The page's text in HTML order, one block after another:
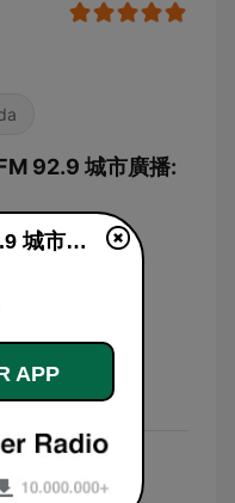
92.9 城市廣播:
Rays
城市廣播網 FM 92.9 城市廣播 en línea
APP